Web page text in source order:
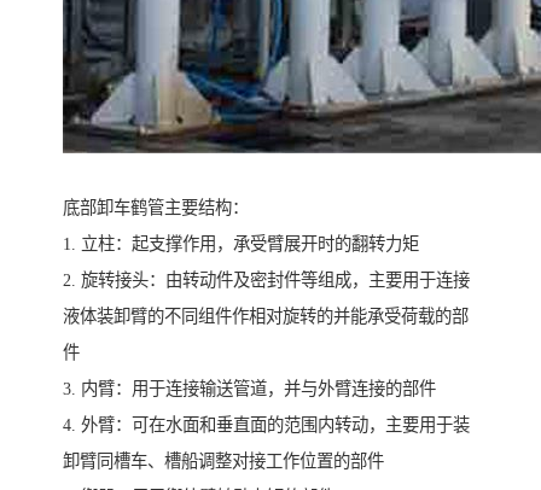
底部卸车鹤管主要结构：
1. 立柱：起支撑作用，承受臂展开时的翻转力矩
2. 旋转接头：由转动件及密封件等组成，主要用于连接
液体装卸臂的不同组件作相对旋转的并能承受荷载的部
件
3. 内臂：用于连接输送管道，并与外臂连接的部件
4. 外臂：可在水面和垂直面的范围内转动，主要用于装
卸臂同槽车、槽船调整对接工作位置的部件